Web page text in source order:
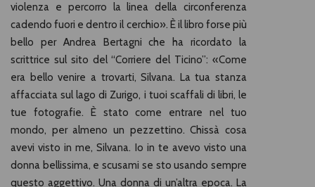
violenza e percorro la linea della circonferenza
cadendo fuori e dentro il cerchio». È il libro forse più
bello per Andrea Bertagni che ha ricordato la
scrittrice sul sito del “Corriere del Ticino”: «Come
era bello venire a trovarti, Silvana. La tua stanza
affacciata sul lago di Zurigo, i tuoi scaffali di libri, le
tue fotografie. È stato come entrare nel tuo
mondo, per almeno un pezzettino. Chissà cosa
avevi visto in me, Silvana. Io in te avevo visto una
donna bellissima, e scusami se sto usando sempre
questo aggettivo. Una donna di un’altra epoca. La